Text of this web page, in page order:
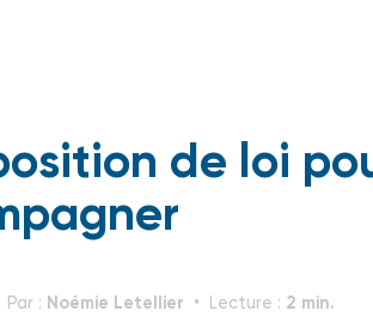
de loi
Par : Noémie Letellier Lecture : 2 min.